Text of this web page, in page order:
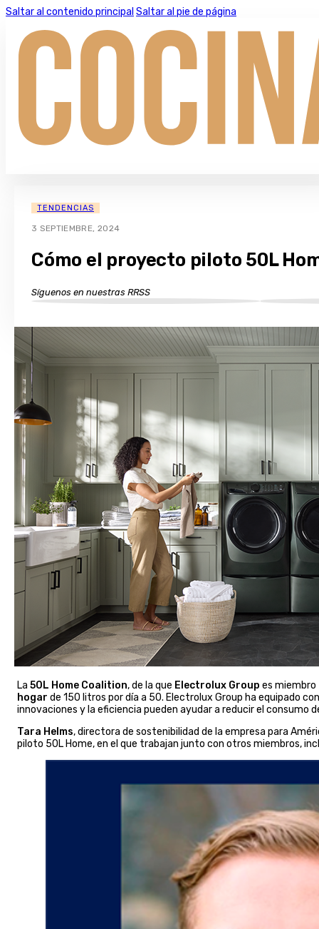
Saltar al contenido principal Saltar al pie de página
TENDENCIAS
3 SEPTIEMBRE, 2024
Cómo el proyecto piloto 50L
Síguenos en nuestras RRSS
La 50L Home Coalition, de la que Electrolux Group es
hogar de 150 litros por día a 50. Electrolux Group ha equipado
innovaciones y la eficiencia pueden ayudar a reducir el consumo
Tara Helms, directora de sostenibilidad de la empresa para
piloto 50L Home, en el que trabajan junto con otros miembros,